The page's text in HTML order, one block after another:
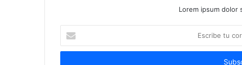
Lorem ipsum dolor
correo